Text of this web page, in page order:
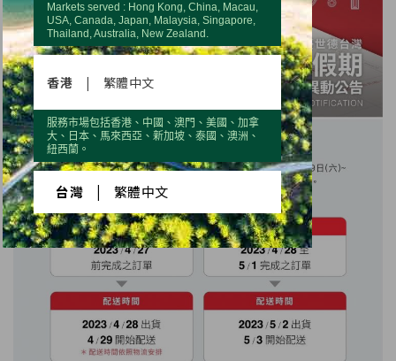
Markets served : Hong Kong, China, Macau,
USA, Canada, Japan, Malaysia, Singapore,
Thailand, Australia, New Zealand.
香港 | 繁體中文
服務市場包括香港、中國、澳門、美國、加拿
大、日本、馬來西亞、新加坡、泰國、澳洲、
紐西蘭。
台灣 繁體中文